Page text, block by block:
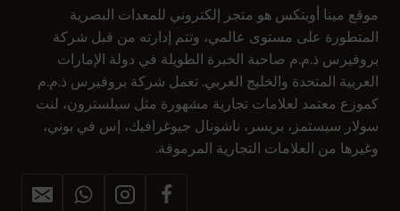
موقع مينا أوبتكس هو متجر إلكتروني للمعدات البصرية
المتطورة على مستوى عالمي، وتتم إدارته من قبل شركة
بروفيرس ذ.م.م صاحبة الخبرة الطويلة في دولة الإمارات
العربية المتحدة والخليج العربي. تعمل شركة بروفيرس ذ.م.م
كموزع معتمد لعلامات تجارية مشهورة مثل سيلسترون، لنت
سولار سيستمز، بريسر، ناشونال جيوغرافيك، إس في بوني،
وغيرها من العلامات التجارية المرموقة.